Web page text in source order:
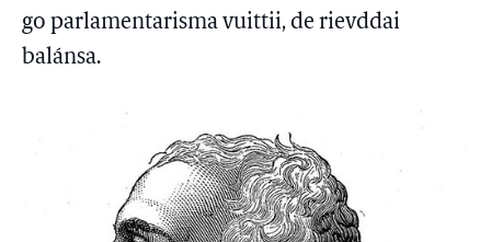
go parlamentarisma vuittii, de rievddai
balánsa.